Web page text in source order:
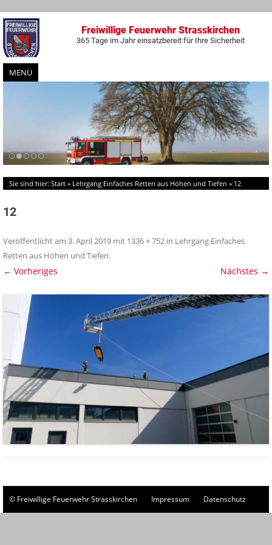
Freiwillige Feuerwehr Strasskirchen
365 Tage im Jahr einsatzbereit für Ihre Sicherheit
MENÜ
Zum
Inhalt
springen
Sie sind hier: Start » Lehrgang Einfaches Retten aus Höhen und Tiefen » 12
12
Veröffentlicht am 3. April 2019 mit 1336 × 752 in Lehrgang Einfaches
Retten aus Höhen und Tiefen.
← Vorheriges Nächstes →
© Freiwillige Feuerwehr Strasskirchen Impressum Datenschutz